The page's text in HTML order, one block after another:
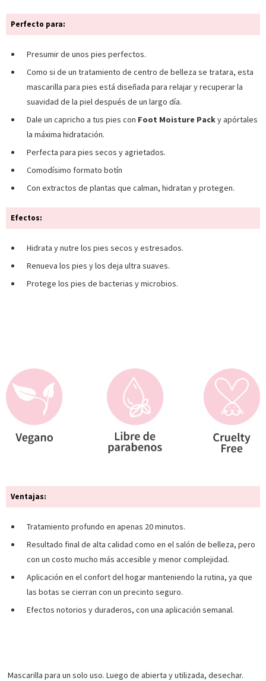
Perfecto para:
Presumir de unos pies perfectos.
Como si de un tratamiento de centro de belleza se tratara, esta
mascarilla para pies está diseñada para relajar y recuperar la
suavidad de la piel después de un largo día.
Dale un capricho a tus pies con Foot Moisture Packy apórtales
la máxima hidratación.
Perfecta para pies secos y agrietados.
Comodísimo formato botín
Con extractos de plantas que calman, hidratan y protegen.
Efectos:
Hidrata y nutre los pies secos y estresados.
Renueva los pies y los deja ultra suaves.
Protege los pies de bacterias y microbios.
Ventajas:
Tratamiento profundo en apenas 20 minutos.
Resultado final de alta calidad como en el salón de belleza, pero
con un costo mucho más accesible y menor complejidad.
Aplicación en el confort del hogar manteniendo la rutina, ya que
las botas se cierran con un precinto seguro.
Efectos notorios y duraderos, con una aplicación semanal.
Mascarilla para un solo uso. Luego de abierta y utilizada, desechar.